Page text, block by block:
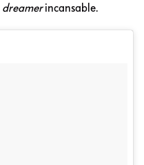
dreamerincansable.